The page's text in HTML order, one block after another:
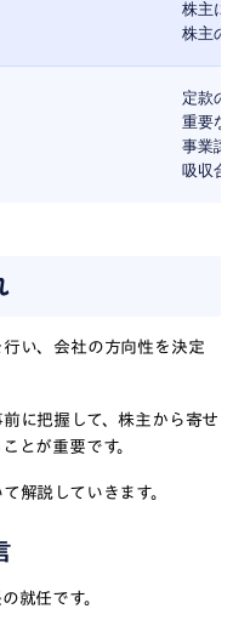
株主に対
株主の権
定款の変
重要な投
事業譲渡
吸収合併
い、会社の方向性を決定
に把握して、株主から寄せ
とが重要です。
解説していきます。
就任です。